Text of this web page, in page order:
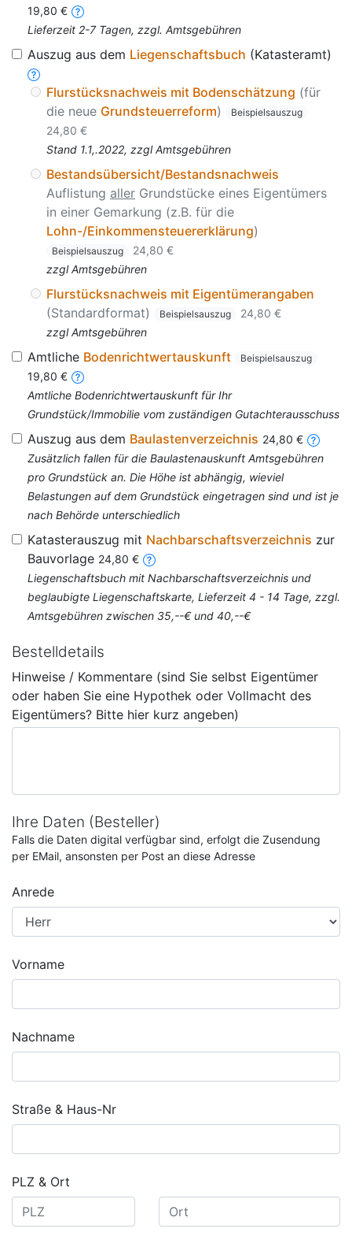
19,80 €
Lieferzeit 2-7 Tagen, zzgl. Amtsgebühren
Auszug aus dem Liegenschaftsbuch (Katasteramt)
Flurstücksnachweis mit Bodenschätzung (für
die neue Grundsteuerreform) Beispielsauszug
24,80 €
Stand 1.1,.2022, zzgl Amtsgebühren
Bestandsübersicht/Bestandsnachweis
Auflistung aller Grundstücke eines Eigentümers
in einer Gemarkung (z.B. für die
Lohn-/Einkommensteuererklärung)
Beispielsauszug
24,80 €
zzgl Amtsgebühren
Flurstücksnachweis mit Eigentümerangaben
(Standardformat)
Beispielsauszug
24,80 €
zzgl Amtsgebühren
Amtliche Bodenrichtwertauskunft Beispielsauszug
19,80 €
Amtliche Bodenrichtwertauskunft für Ihr
Grundstück/Immobilie vom zuständigen Gutachterausschuss
Auszug aus dem Baulastenverzeichnis 24,80 €
Zusätzlich fallen für die Baulastenauskunft Amtsgebühren
pro Grundstück an. Die Höhe ist abhängig, wieviel
Belastungen auf dem Grundstück eingetragen sind und ist je
nach Behörde unterschiedlich
Katasterauszug mit Nachbarschaftsverzeichnis zur
Bauvorlage 24,80 €
Liegenschaftsbuch mit Nachbarschaftsverzeichnis und
beglaubigte Liegenschaftskarte, Lieferzeit 4 - 14 Tage, zzgl.
Amtsgebühren zwischen 35,--€ und 40,--€
Bestelldetails
Hinweise / Kommentare (sind Sie selbst Eigentümer
oder haben Sie eine Hypothek oder Vollmacht des
Eigentümers? Bitte hier kurz angeben)
Ihre Daten (Besteller)
Falls die Daten digital verfügbar sind, erfolgt die Zusendung
per EMail, ansonsten per Post an diese Adresse
Anrede
Vorname
Nachname
Straße & Haus-Nr
PLZ & Ort